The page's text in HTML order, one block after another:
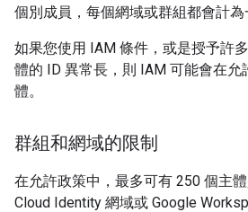
個別成員，每個網域或群組都會計為
如果您使用 IAM 條件，或是授予許
體的 ID 異常長，則 IAM 可能會在允
體。
群組和網域的限制
在允許政策中，最多可有 250 個主體
Cloud Identity 網域或 Google